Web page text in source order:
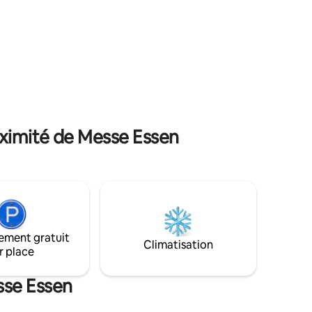
de Messe Essen
gratuit
place
Climatisation
Essen